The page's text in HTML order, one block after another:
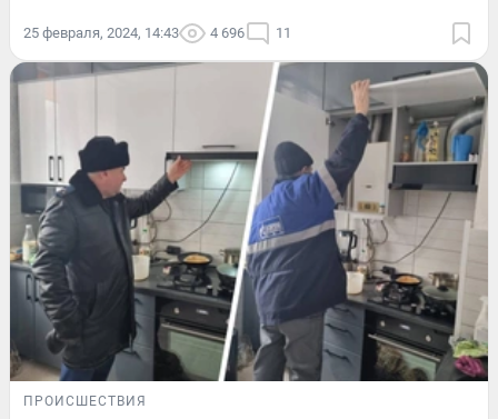
25 февраля, 2024, 14:43 4 696 11
ПРОИСШЕСТВИЯ